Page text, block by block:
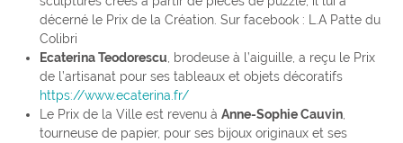
décerné le Prix de la Création. Sur facebook : L.A Patte du
Colibri
Ecaterina Teodorescu , brodeuse à l’aiguille, a reçu le Prix
de l’artisanat pour ses tableaux et objets décoratifs
https://www.ecaterina.fr/
Le Prix de la Ville est revenu à Anne-Sophie Cauvin,
tourneuse de papier, pour ses bijoux originaux et ses